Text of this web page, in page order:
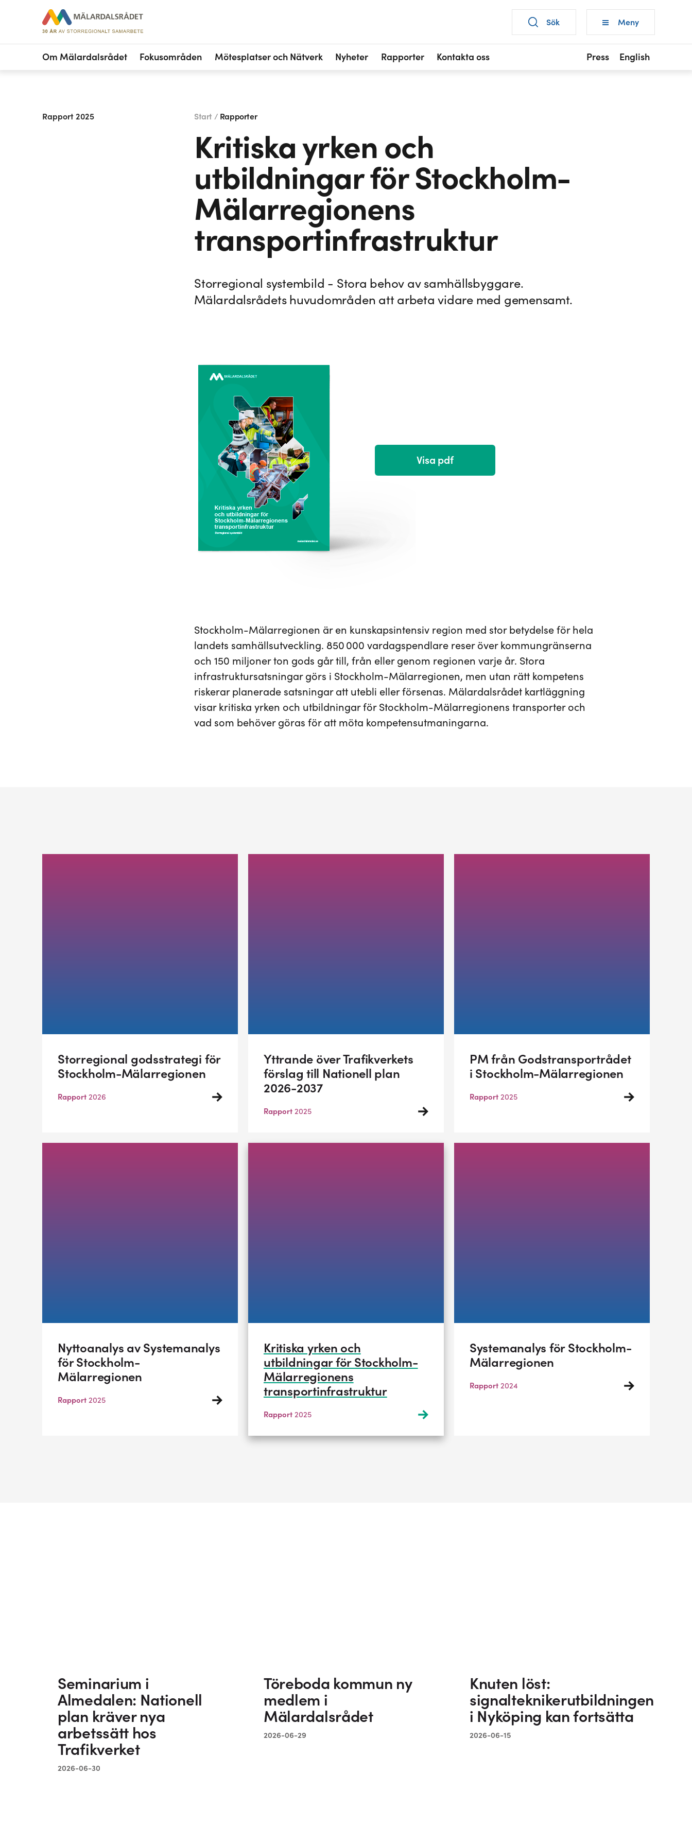
Meny
Sök
Om Mälardalsrådet Fokusområden Mötesplatser och Nätverk Nyheter Rapporter Kontakta oss English
Press
Rapport 2025 Start / Rapporter
Kritiska yrken och
utbildningar för Stockholm-
Mälarregionens
transportinfrastruktur
Storregional systembild - Stora behov av samhällsbyggare.
Mälardalsrådets huvudområden att arbeta vidare med gemensamt.
Visa pdf
Stockholm-Mälarregionen är en kunskapsintensiv region med stor betydelse för hela
landets samhällsutveckling. 850 000 vardagspendlare reser över kommungränserna
och 150 miljoner ton gods går till, från eller genom regionen varje år. Stora
infrastruktursatsningar görs i Stockholm-Mälarregionen, men utan rätt kompetens
riskerar planerade satsningar att utebli eller försenas. Mälardalsrådet kartläggning
visar kritiska yrken och utbildningar för Stockholm-Mälarregionens transporter och
vad som behöver göras för att möta kompetensutmaningarna.
Storregional godsstrategi för
Stockholm-Mälarregionen
Rapport 2026
Yttrande över Trafikverkets
förslag till Nationell plan
2026-2037
Rapport2025
PM från Godstransportrådet
i Stockholm-Mälarregionen
Rapport2025
Nyttoanalys av Systemanalys
för Stockholm-
Mälarregionen
Rapport 2025
Kritiska yrken och
utbildningar för Stockholm-
Mälarregionens
transportinfrastruktur
Rapport2025
Systemanalys för Stockholm-
Mälarregionen
Rapport2024
Seminarium i
Almedalen: Nationell
plan kräver nya
arbetssätt hos
Trafikverket
2026-06-30
Töreboda kommun ny
medlem i
Mälardalsrådet
2026-06-29
Knuten löst:
signalteknikerutbildningen
i Nyköping kan fortsätta
2026-06-15